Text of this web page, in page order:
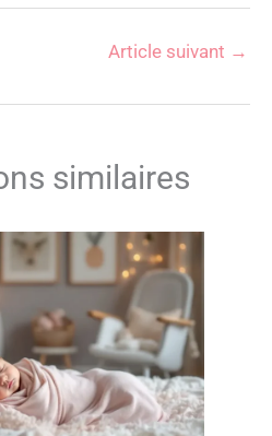
Article suivant →
similaires